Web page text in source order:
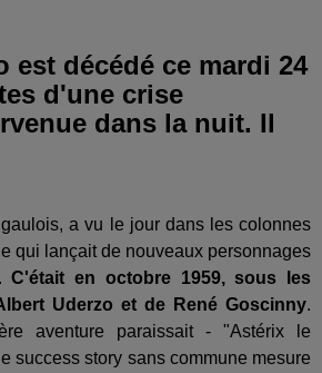
est décédé ce mardi 24
d'une crise
dans la nuit. Il
a vu le jour dans les colonnes
qui lançait de nouveaux personnages
C'était en octobre 1959, sous les
Uderzo et de René Goscinny.
aventure paraissait - "Astérix le
success story sans commune mesure